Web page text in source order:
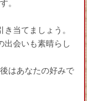
。
当てましょう。
出会いも素晴らし
はあなたの好みで